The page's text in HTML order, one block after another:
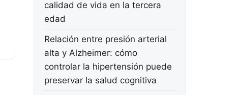
calidad de vida en la tercera
edad
Relación entre presión arterial
alta y Alzheimer: cómo
controlar la hipertensión puede
preservar la salud cognitiva